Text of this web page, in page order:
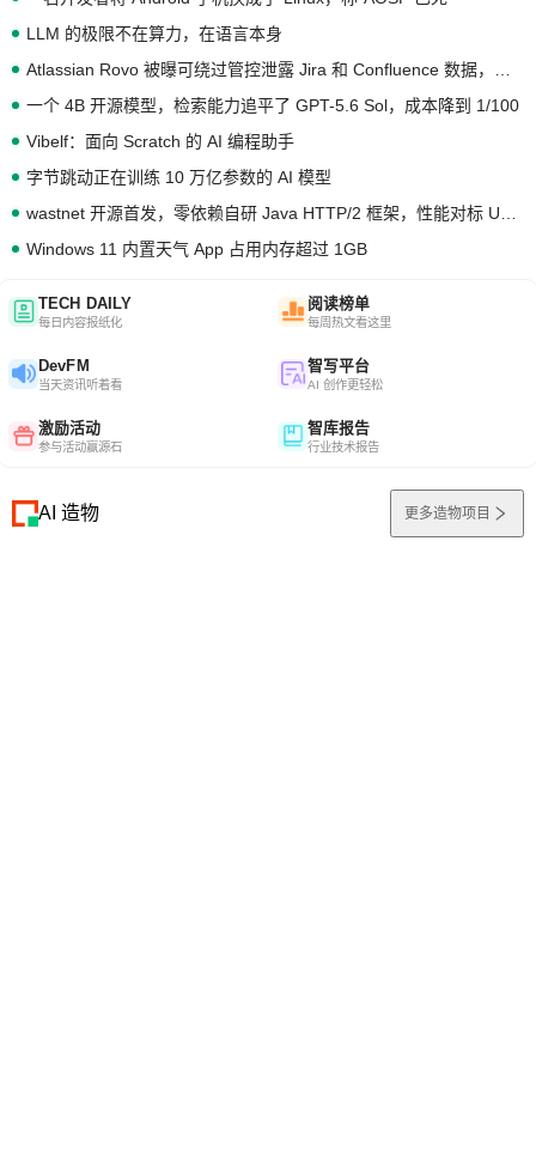
LLM 的极限不在算力，在语言本身
一个 4B 开源模型，检索能力追平了 GPT-5.6 Sol，成本降到 1/100
Vibelf：面向 Scratch 的 AI 编程助手
字节跳动正在训练 10 万亿参数的 AI 模型
Windows 11 内置天气 App 占用内存超过 1GB
TECH DAILY
每日内容报纸化
阅读榜单
每周热文看这里
DevFM
当天资讯听着看
智写平台
AI 创作更轻松
激励活动
参与活动赢源石
智库报告
行业技术报告
AI 造物 更多造物项目